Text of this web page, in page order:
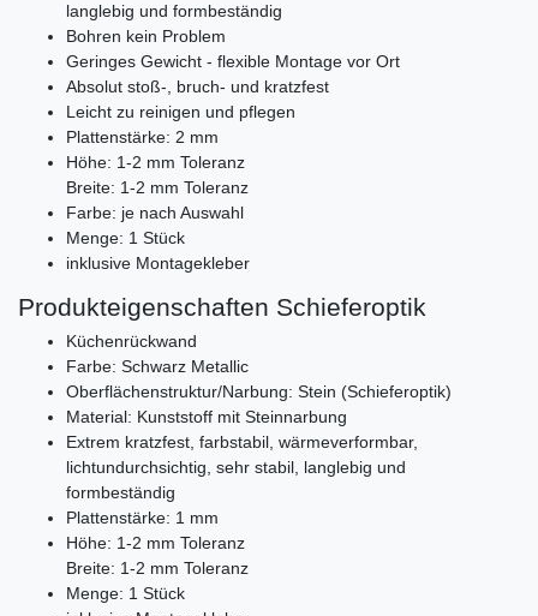
langlebig und formbeständig
Bohren kein Problem
Geringes Gewicht - flexible Montage vor Ort
Absolut stoß-, bruch- und kratzfest
Leicht zu reinigen und pflegen
Plattenstärke: 2 mm
Höhe: 1-2 mm Toleranz
Breite: 1-2 mm Toleranz
Farbe: je nach Auswahl
Menge: 1 Stück
inklusive Montagekleber
Produkteigenschaften Schieferoptik
Küchenrückwand
Farbe: Schwarz Metallic
Oberflächenstruktur/Narbung: Stein (Schieferoptik)
Material: Kunststoff mit Steinnarbung
Extrem kratzfest, farbstabil, wärmeverformbar,
lichtundurchsichtig, sehr stabil, langlebig und
formbeständig
Plattenstärke: 1 mm
Höhe: 1-2 mm Toleranz
Breite: 1-2 mm Toleranz
Menge: 1 Stück